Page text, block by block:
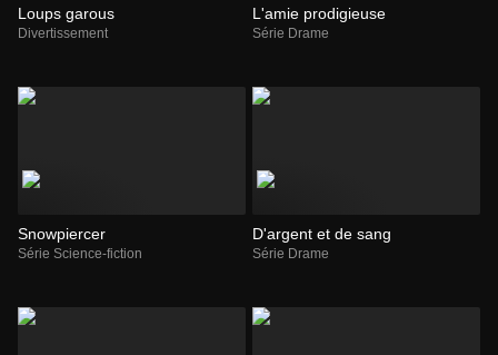
Loups garous
Divertissement
L'amie prodigieuse
Série Drame
Snowpiercer
Série Science-fiction
D'argent et de sang
Série Drame